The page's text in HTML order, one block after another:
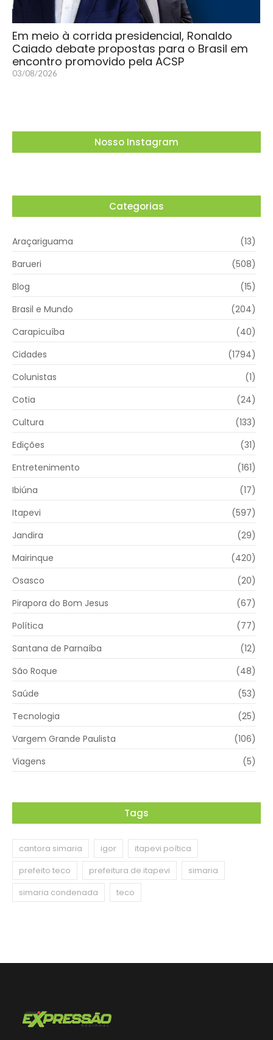
Em meio à corrida presidencial, Ronaldo
Caiado debate propostas para o Brasil em
encontro promovido pela ACSP
03/08/2026
Nosso Instagram
Categorias
Araçariguama
(13)
Barueri
(508)
Blog
(15)
Brasil e Mundo
(204)
Carapicuíba
(40)
Cidades
(1794)
Colunistas
(1)
Cotia
(24)
Cultura
(133)
Edições
(31)
Entretenimento
(161)
Ibiúna
(17)
Itapevi
(597)
Jandira
(29)
Mairinque
(420)
Osasco
(20)
Pirapora do Bom Jesus
(67)
Política
(77)
Santana de Parnaíba
(12)
São Roque
(48)
Saúde
(53)
Tecnologia
(25)
Vargem Grande Paulista
(106)
Viagens
(5)
Tags
cantora simaria igor
itapevi poítica
prefeito teco
prefeitura de itapevi
simaria
simaria condenada
teco